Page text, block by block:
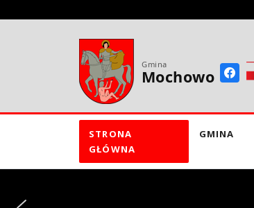
treści
Gmina
Mochowo
STRONA
GŁÓWNA
GMINA